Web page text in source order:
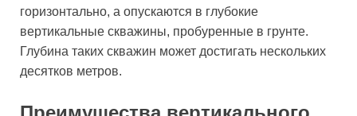
горизонтально, а опускаются в глубокие
вертикальные скважины, пробуренные в грунте.
Глубина таких скважин может достигать нескольких
десятков метров.